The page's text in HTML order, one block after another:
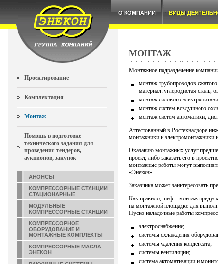
МОНТАЖ
Проектирование
Комплектация
Монтаж
Помощь в подготовке
технического задания для
проведения тендеров,
аукционов, закупок
АНОНСЫ
КОМПРЕССОРНЫЕ СТАНЦИИ
СТАЦИОНАРНЫЕ
МОДУЛЬНЫЕ
КОМПРЕССОРНЫЕ СТАНЦИИ
КОМПРЕССОРНОЕ
ОБОРУДОВАНИЕ И
МОНТАЖНЫЕ КОМПЛЕКТЫ
КОМПРЕССОРНЫЕ МАСЛА
ЭНЕКОН
Монтажное подразделение
монтаж трубопроводов
материал: углеродистая сталь,
монтаж силового
монтаж систем воздушного
монтаж систем автоматики,
Аттестованный в Ростехнадзоре
монтажники и электромонтажники
Оказанию монтажных услуг
проект, либо заказать его в
монтажные работы могут
«Энекон».
Заказчика может заинтересовать
Как правило, шеф – монтаж
на монтажной площадке для
Пуско-наладочные работы
электроснабжение;
системы охлаждения
системы удаления конденсата;
системы вентиляции;
система автоматизации и